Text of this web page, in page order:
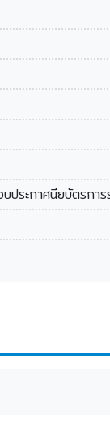
ประกาศนียบัตรกา